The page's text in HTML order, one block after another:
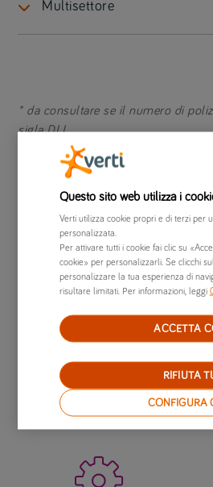
Multisettore
* da consultare se il numero di
sigla DLI
** da consultare se il numero di
sigla ADI
Visita le altre pagine
cliente

Già clienti
Questo sito web utilizza i
Verti utilizza cookie propri e di terzi per
personalizzata.
Per attivare tutti i cookie fai clic su
cookie» per personalizzarli. Se clicchi
personalizzare la tua esperienza di
risultare limitati. Per informazioni, leggi
CONFIGURA
RIFIUTA
ACCETTA